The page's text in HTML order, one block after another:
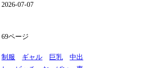
2026-07-07
69ページ
制服 ギャル 巨乳
中出